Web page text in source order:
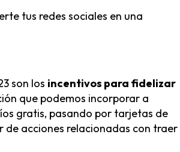
tus redes sociales en una
son los incentivos para fidelizar
que podemos incorporar a
gratis, pasando por tarjetas de
de acciones relacionadas con traer